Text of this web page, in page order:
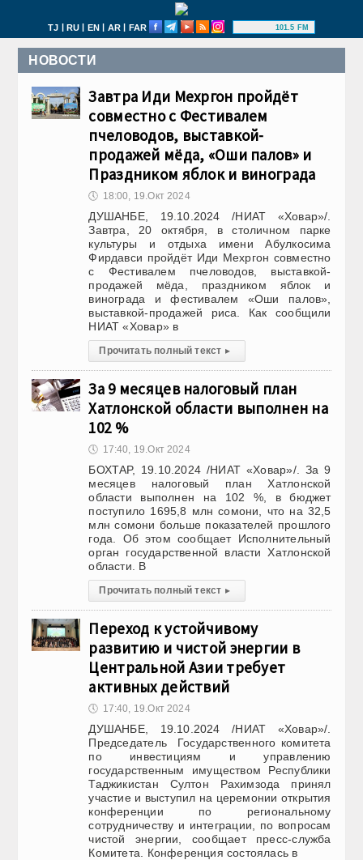
TJ | RU | EN | AR | FAR 101.5 FM
НОВОСТИ
Завтра Иди Мехргон пройдёт
совместно с Фестивалем
пчеловодов, выставкой-
продажей мёда, «Оши палов» и
Праздником яблок и винограда
🕔 18:00, 19.Окт 2024
ДУШАНБЕ, 19.10.2024 /НИАТ «Ховар»/.
Завтра, 20 октября, в столичном парке
культуры и отдыха имени Абулкосима
Фирдавси пройдёт Иди Мехргон совместно
с Фестивалем пчеловодов, выставкой-
продажей мёда, праздником яблок и
винограда и фестивалем «Оши палов»,
выставкой-продажей риса. Как сообщили
НИАТ «Ховар» в
Прочитать полный текст ▸
За 9 месяцев налоговый план
Хатлонской области выполнен на
102 %
🕔 17:40, 19.Окт 2024
БОХТАР, 19.10.2024 /НИАТ «Ховар»/. За 9
месяцев налоговый план Хатлонской
области выполнен на 102 %, в бюджет
поступило 1695,8 млн сомони, что на 32,5
млн сомони больше показателей прошлого
года. Об этом сообщает Исполнительный
орган государственной власти Хатлонской
области. В
Прочитать полный текст ▸
Переход к устойчивому
развитию и чистой энергии в
Центральной Азии требует
активных действий
🕔 17:40, 19.Окт 2024
ДУШАНБЕ, 19.10.2024 /НИАТ «Ховар»/.
Председатель Государственного комитета
по инвестициям и управлению
государственным имуществом Республики
Таджикистан Султон Рахимзода принял
участие и выступил на церемонии открытия
конференции по региональному
сотрудничеству и интеграции, по вопросам
чистой энергии, сообщает пресс-служба
Комитета. Конференция состоялась в